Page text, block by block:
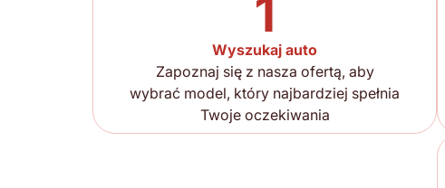
1
Wyszukaj auto
Zapoznaj się z nasza ofertą, aby
wybrać model, który najbardziej spełnia
Twoje oczekiwania